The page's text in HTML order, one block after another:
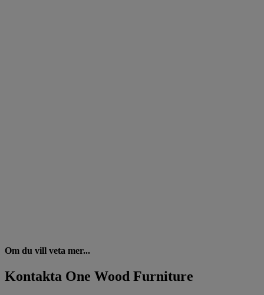
Om du vill veta mer...
Kontakta One Wood Furniture